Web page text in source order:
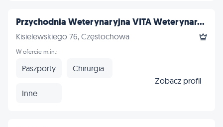
Przychodnia Weterynaryjna VITA Weterynar...
Kisielewskiego 76, Częstochowa
W ofercie m.in.:
Paszporty Chirurgia
Inne
Zobacz profil